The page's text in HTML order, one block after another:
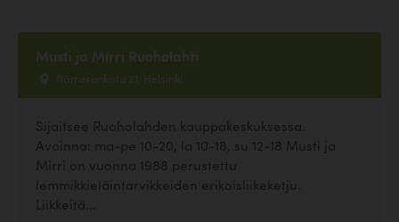
Musti ja Mirri Ruoholahti
Itämerenkatu 21, Helsinki
Sijaitsee Ruoholahden kauppakeskuksessa.
Avoinna: ma-pe 10-20, la 10-18, su 12-18 Musti ja
Mirri on vuonna 1988 perustettu
lemmikkieläintarvikkeiden erikoisliikeketju.
Liikkeitä...